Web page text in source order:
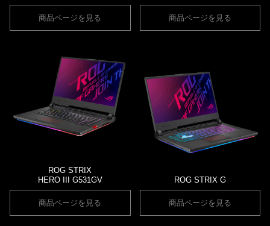
商品ページを見る 商品ページを見る
ROG STRIX
HERO III G531GV
商品ページを見る
ROG STRIX G
商品ページを見る